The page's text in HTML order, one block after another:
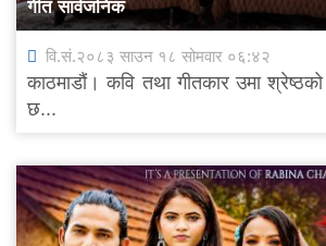
गीत सार्वजनिक
वि.सं.२०८३ साउन १८ सोमवार ०६:४२
काठमाडौं। कवि तथा गीतकार उमा
छ...